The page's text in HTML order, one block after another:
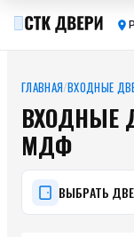
ГЛАВНАЯ/ВХОДНЫЕ
ВХОДНЫЕ
МДФ
ВЫБРАТЬ